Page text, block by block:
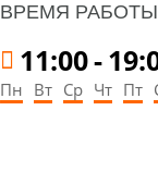
ВРЕМЯ РАБОТЫ
11:00-
Пн Вт Ср Чт Пт